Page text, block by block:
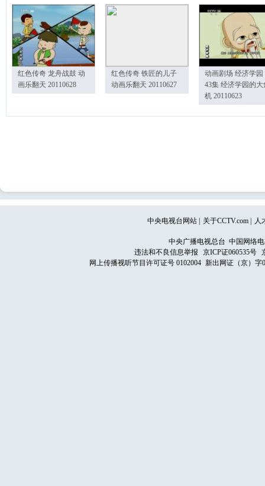
红色传奇 龙舟战鼓 动
画乐翻天 20110628
红色传奇 铁匠的儿子
动画乐翻天 20110627
动画剧场 经济学园
43集 经济学园的大
机 20110623
中央电视台网站 关于CCTV.com 人
中央广播电视总台 中国网络
违法和不良信息举报
京ICP证060535号
网上传播视听节目许可证号 0102004 新出网证（京）